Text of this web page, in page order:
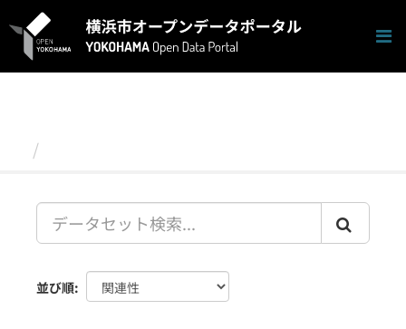
キ
並び順